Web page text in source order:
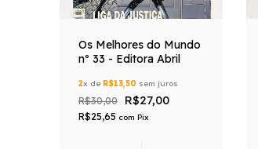
Os Melhores do Mundo
nº 33 - Editora Abril
2x de R$13,50 sem juros
R$30,00 R$27,00
R$25,65 com Pix